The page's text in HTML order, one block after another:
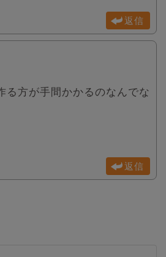
返信
る方が手間かかるのなんでな
返信